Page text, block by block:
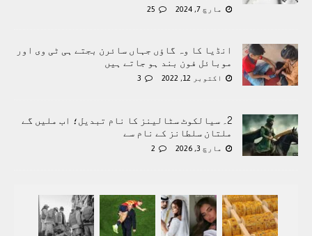
مارچ 7, 2024 25
انڈیا کا وہ گاؤں جہاں سائرن بجتے ہی ٹی وی اور
موبائل فون بند ہو جاتے ہیں
اکتوبر 12, 2022 3
2۔ سیالکوٹ سٹالینز کا نام تبدیل؛ اب ملیں گے
ملتان سلطانز کے نام سے
مارچ 3, 2026 2